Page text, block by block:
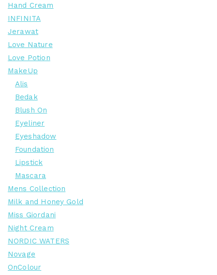
Hand Cream
INFINITA
Jerawat
Love Nature
Love Potion
MakeUp
Alis
Bedak
Blush On
Eyeliner
Eyeshadow
Foundation
Lipstick
Mascara
Mens Collection
Milk and Honey Gold
Miss Giordani
Night Cream
NORDIC WATERS
Novage
OnColour